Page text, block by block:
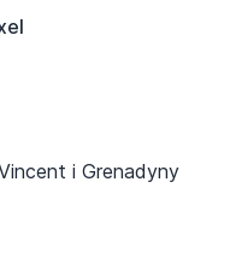
i Grenadyny